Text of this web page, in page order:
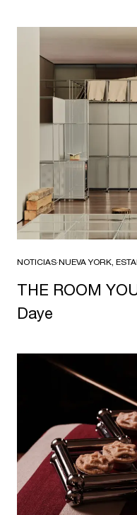
NOTICIAS·NUEVA YORK,
THE ROOM
Daye